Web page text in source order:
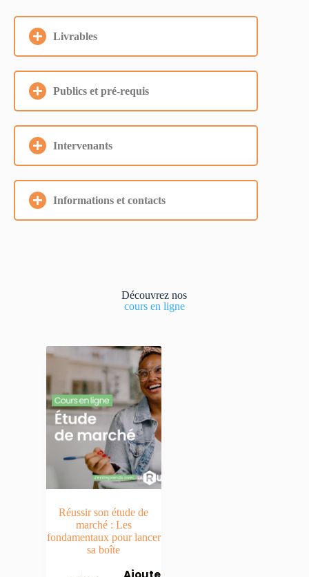
Livrables
Publics et pré-requis
Intervenants
Informations et contacts
Découvrez nos
cours en ligne
Réussir son étude de
marché : Les
fondamentaux pour lancer
sa boîte